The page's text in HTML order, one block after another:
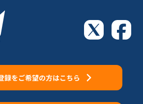
録をご希望の方はこちら